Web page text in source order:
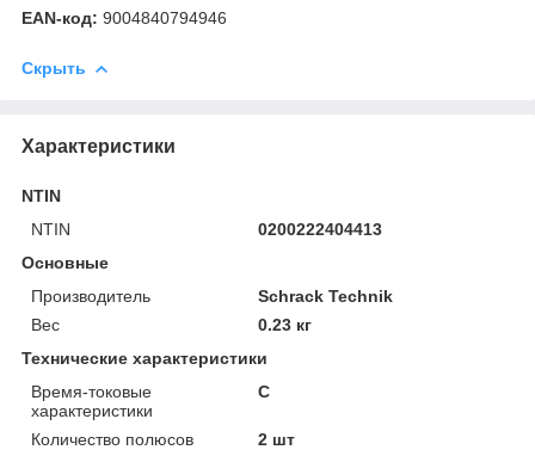
EAN-код: 9004840794946
Скрыть
Характеристики
NTIN
NTIN
0200222404413
Основные
Производитель
Schrack Technik
Вес
0.23 кг
Технические характеристики
Время-токовые
характеристики
C
Количество полюсов
2 шт